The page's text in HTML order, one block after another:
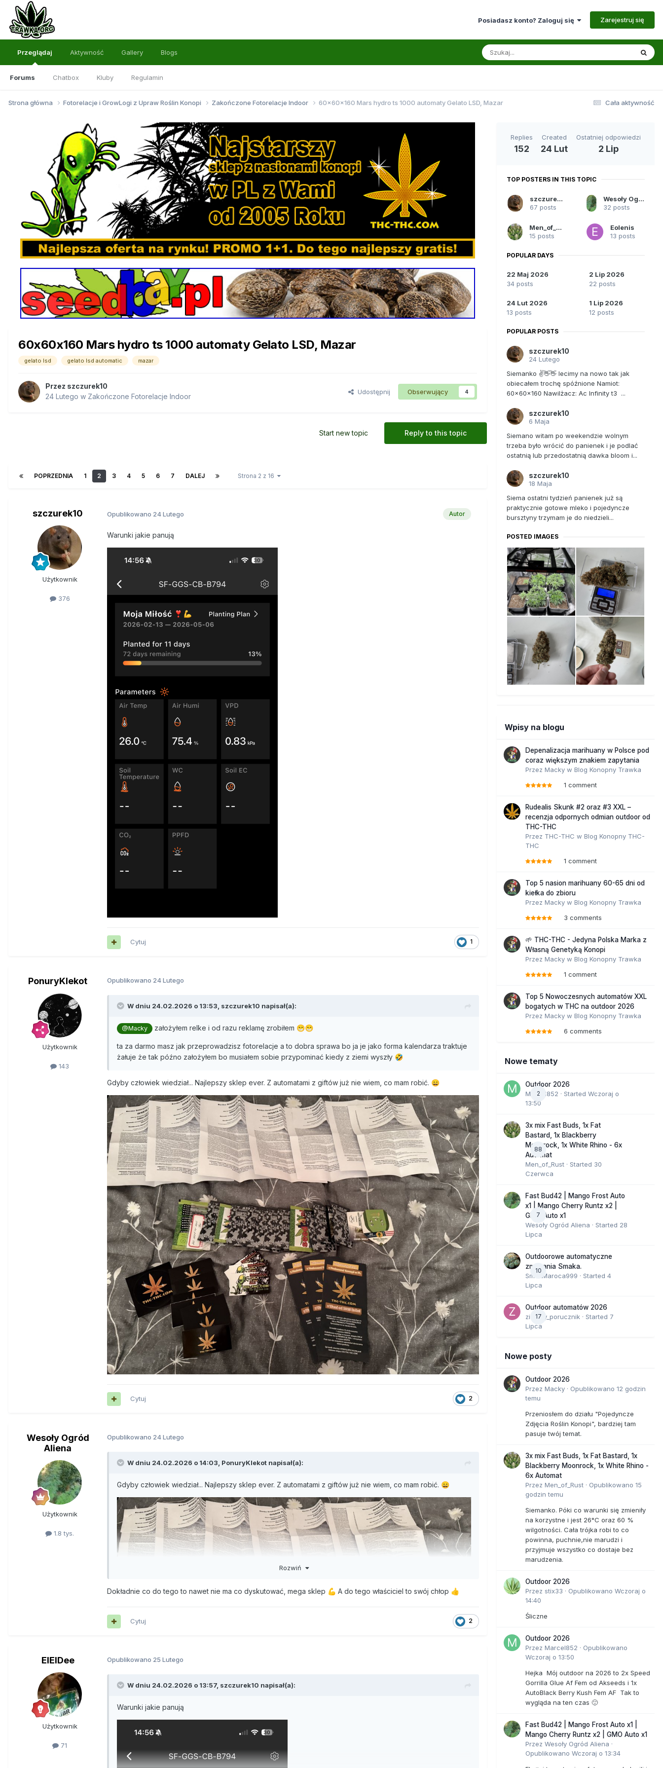
Posiadasz konto? Zaloguj się Zarejestruj się
Przeglądaj
Forums Chatbox Kluby Regulamin
Aktywność Gallery Blogs
Cała aktywność
Strona główna Fotorelacje i GrowLogi z Upraw Roślin Konopi Zakończone Fotorelacje Indoor 60x60x160 Mars hydro ts 1000 automaty Gelato LSD, Mazar
60x60x160 Mars hydro ts 1000 automaty Gelato LSD, Mazar
gelato lsd gelato lsd automatic mazar
Przez szczurek10
24 Lutego w Zakończone Fotorelacje Indoor
Udostępnij Obserwujący 4
Reply to this topic
Start new topic
POPRZEDNIA 1 2 3 4 5 6 7 DALEJ Strona 2 z 16
szczurek10
Użytkownik
376
Autor
Opublikowano 24 Lutego
Warunki jakie panują
1
Cytuj
PonuryKlekot
Użytkownik
143
Opublikowano 24 Lutego
W dniu 24.02.2026 o 13:53, szczurek10 napisał(a):
@Macky założyłem relke i od razu reklamę zrobiłem 😁😁
ta za darmo masz jak przeprowadzisz fotorelacje a to dobra sprawa bo ja je jako forma kalendarza traktuje
żałuje że tak późno założyłem bo musiałem sobie przypominać kiedy z ziemi wyszły 🤣
Gdyby człowiek wiedział... Najlepszy sklep ever. Z automatami z giftów już nie wiem, co mam robić. 😄
2
Cytuj
Wesoły Ogród
Aliena
Użytkownik
1.8 tys.
Opublikowano 24 Lutego
W dniu 24.02.2026 o 14:03, PonuryKlekot napisał(a):
Gdyby człowiek wiedział... Najlepszy sklep ever. Z automatami z giftów już nie wiem, co mam robić. 😄
Rozwiń
Dokładnie co do tego to nawet nie ma co dyskutować, mega sklep 💪 A do tego właściciel to swój chłop 👍
2
Cytuj
ElElDee
Użytkownik
71
Opublikowano 25 Lutego
W dniu 24.02.2026 o 13:57, szczurek10 napisał(a):
Warunki jakie panują
Replies
152
Created
24 Lut
Ostatniej odpowiedzi
2 Lip
TOP POSTERS IN THIS TOPIC
szczurek10
67 posts
Wesoły Ogród Aliena
32 posts
Men_of_Rust
15 posts
Eolenis
13 posts
POPULAR DAYS
22 Maj 2026
34 posts
2 Lip 2026
22 posts
24 Lut 2026
13 posts
1 Lip 2026
12 posts
POPULAR POSTS
szczurek10
24 Lutego
Siemanko ✌️👋👋 lecimy na nowo tak jak
obiecałem trochę spóźnione Namiot:
60x60x160 Nawilżacz: Ac Infinity t3 ...
szczurek10
6 Maja
Siemano witam po weekendzie wolnym
trzeba było wrócić do panienek i je podlać
ostatnią lub przedostatnią dawka bloom i...
szczurek10
18 Maja
Siema ostatni tydzień panienek już są
praktycznie gotowe mleko i pojedyncze
bursztyny trzymam je do niedzieli...
POSTED IMAGES
Wpisy na blogu
Depenalizacja marihuany w Polsce pod
coraz większym znakiem zapytania
Przez Macky w Blog Konopny Trawka
1 comment
Rudealis Skunk #2 oraz #3 XXL –
recenzja odpornych odmian outdoor od
THC-THC
Przez THC-THC w Blog Konopny THC-
THC
1 comment
Top 5 nasion marihuany 60-65 dni od
kiełka do zbioru
Przez Macky w Blog Konopny Trawka
3 comments
🌱 THC-THC - Jedyna Polska Marka z
Własną Genetyką Konopi
Przez Macky w Blog Konopny Trawka
1 comment
Top 5 Nowoczesnych automatów XXL
bogatych w THC na outdoor 2026
Przez Macky w Blog Konopny Trawka
6 comments
Nowe tematy
2
Outdoor 2026
Marcel852 · Started Wczoraj o
13:50
88
3x mix Fast Buds, 1x Fat
Bastard, 1x Blackberry
Moonrock, 1x White Rhino - 6x
Automat
Men_of_Rust · Started 30
Czerwca
7
Fast Bud42 | Mango Frost Auto
x1 | Mango Cherry Runtz x2 |
GMO Auto x1
Wesoły Ogród Aliena · Started 28
Lipca
10
Outdoorowe automatyczne
zmagania Smaka.
SmakMaroca999 · Started 4
Lipca
17
Outdoor automatów 2026
zielony_porucznik · Started 7
Lipca
Nowe posty
Outdoor 2026
Przez Macky · Opublikowano 12 godzin
temu
Przeniosłem do działu "Pojedyncze
Zdjęcia Roślin Konopi", bardziej tam
pasuje twój temat.
3x mix Fast Buds, 1x Fat Bastard, 1x
Blackberry Moonrock, 1x White Rhino -
6x Automat
Przez Men_of_Rust · Opublikowano 15
godzin temu
Siemanko. Póki co warunki się zmieniły
na korzystne i jest 26°C oraz 60 %
wilgotności. Cała trójka robi to co
powinna, puchnie,nie marudzi i
przyjmuje wszystko co dostaje bez
marudzenia.
Outdoor 2026
Przez stix33 · Opublikowano Wczoraj o
14:40
Śliczne
Outdoor 2026
Przez Marcel852 · Opublikowano
Wczoraj o 13:50
Hejka Mój outdoor na 2026 to 2x Speed
Gorrilla Glue Af Fem od Akseeds i 1x
AutoBlack Berry Kush Fem AF Tak to
wygląda na ten czas 🙂
Fast Bud42 | Mango Frost Auto x1 |
Mango Cherry Runtz x2 | GMO Auto x1
Przez Wesoły Ogród Aliena ·
Opublikowano Wczoraj o 13:34